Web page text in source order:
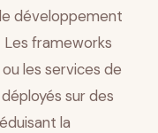
développement
Les frameworks
les services de
sur des
la